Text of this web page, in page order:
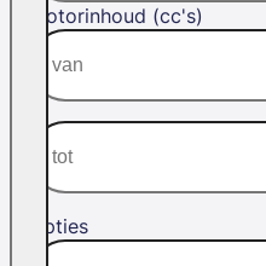
Motorinhoud (cc's)
Opties